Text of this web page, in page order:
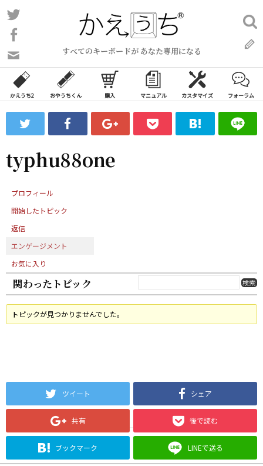
コ
ン
ン
ツ
ス
ッ
すべてのキーボードが あなた専用になる
い
合
わ
フ
ォ
ム
検
索:
かえうち2 おやうちくん 購入 マニュアル カスタマイズ フォーラム
typhu88one
プロフィール
開始したトピック
返信
エンゲージメント
お気に入り
関わったトピック
トピックが見つかりませんでした。
ツイート シェア
共有 後で読む
ブックマーク LINEで送る